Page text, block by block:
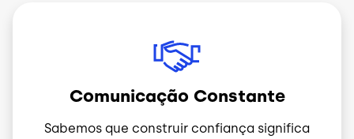
Comunicação Constante
Sabemos que construir confiança significa